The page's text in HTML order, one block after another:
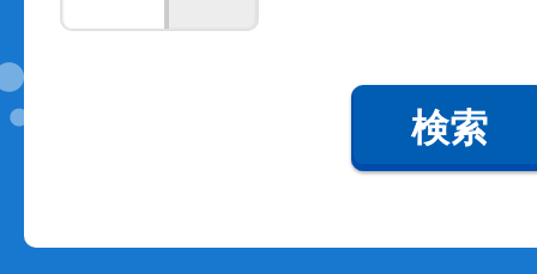
検索